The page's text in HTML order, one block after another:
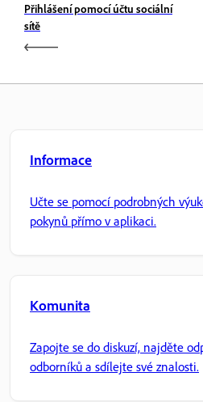
Přihlášení pomocí účtu sociální
sítě
Informace
Učte se pomocí podrobných
pokynů přímo v aplikaci.
Komunita
Zapojte se do diskuzí, najděte
odborníků a sdílejte své znalosti.